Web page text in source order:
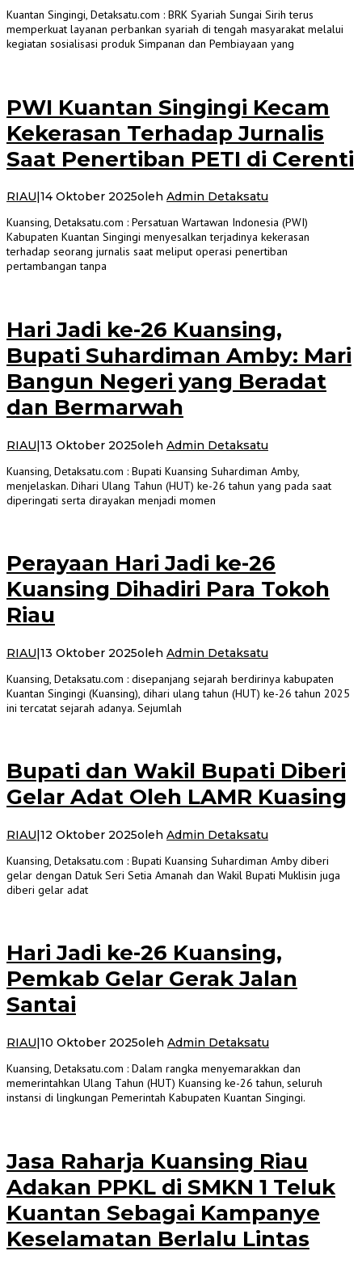
Kuantan Singingi, Detaksatu.com : BRK Syariah Sungai Sirih terus
memperkuat layanan perbankan syariah di tengah masyarakat melalui
kegiatan sosialisasi produk Simpanan dan Pembiayaan yang
PWI Kuantan Singingi Kecam
Kekerasan Terhadap Jurnalis
Saat Penertiban PETI di Cerenti
RIAU 14 Oktober 2025oleh Admin Detaksatu
Kuansing, Detaksatu.com : Persatuan Wartawan Indonesia (PWI)
Kabupaten Kuantan Singingi menyesalkan terjadinya kekerasan
terhadap seorang jurnalis saat meliput operasi penertiban
pertambangan tanpa
Hari Jadi ke-26 Kuansing,
Bupati Suhardiman Amby: Mari
Bangun Negeri yang Beradat
dan Bermarwah
RIAU|13 Oktober 2025oleh Admin Detaksatu
Kuansing, Detaksatu.com : Bupati Kuansing Suhardiman Amby,
menjelaskan. Dihari Ulang Tahun (HUT) ke-26 tahun yang pada saat
diperingati serta dirayakan menjadi momen
Perayaan Hari Jadi ke-26
Kuansing Dihadiri Para Tokoh
Riau
RIAU|13 Oktober 2025oleh Admin Detaksatu
Kuansing, Detaksatu.com : disepanjang sejarah berdirinya kabupaten
Kuantan Singingi (Kuansing), dihari ulang tahun (HUT) ke-26 tahun 2025
ini tercatat sejarah adanya. Sejumlah
Bupati dan Wakil Bupati Diberi
Gelar Adat Oleh LAMR Kuasing
RIAU|12 Oktober 2025oleh Admin Detaksatu
Kuansing, Detaksatu.com : Bupati Kuansing Suhardiman Amby diberi
gelar dengan Datuk Seri Setia Amanah dan Wakil Bupati Muklisin juga
diberi gelar adat
Hari Jadi ke-26 Kuansing,
Pemkab Gelar Gerak Jalan
Santai
RIAU|10 Oktober 2025oleh Admin Detaksatu
Kuansing, Detaksatu.com : Dalam rangka menyemarakkan dan
memerintahkan Ulang Tahun (HUT) Kuansing ke-26 tahun, seluruh
instansi di lingkungan Pemerintah Kabupaten Kuantan Singingi.
Jasa Raharja Kuansing Riau
Adakan PPKL di SMKN 1 Teluk
Kuantan Sebagai Kampanye
Keselamatan Berlalu Lintas